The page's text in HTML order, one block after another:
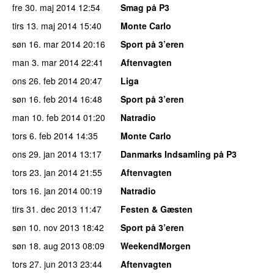
fre 30. maj 2014 12:54
Smag på P3
tirs 13. maj 2014 15:40
Monte Carlo
søn 16. mar 2014 20:16
Sport på 3’eren
man 3. mar 2014 22:41
Aftenvagten
ons 26. feb 2014 20:47
Liga
søn 16. feb 2014 16:48
Sport på 3’eren
man 10. feb 2014 01:20
Natradio
tors 6. feb 2014 14:35
Monte Carlo
ons 29. jan 2014 13:17
Danmarks Indsamling på P3
tors 23. jan 2014 21:55
Aftenvagten
tors 16. jan 2014 00:19
Natradio
tirs 31. dec 2013 11:47
Festen & Gæsten
søn 10. nov 2013 18:42
Sport på 3’eren
søn 18. aug 2013 08:09
WeekendMorgen
tors 27. jun 2013 23:44
Aftenvagten